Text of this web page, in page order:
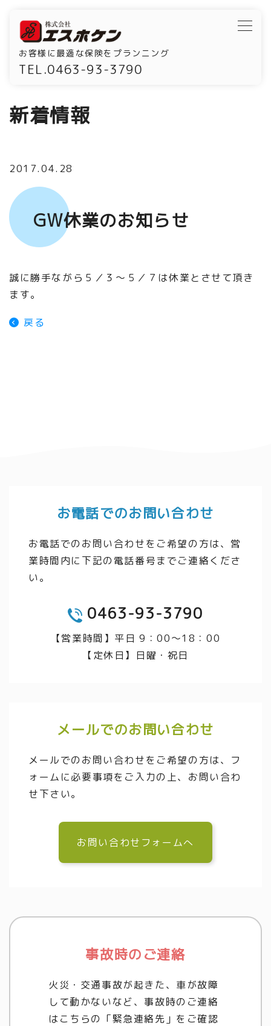
お客様に最適な保険をプランニング
TEL.0463-93-3790
新着情報
2017.04.28
GW休業のお知らせ
誠に勝手ながら５／３～５／７は休業とさせて頂き
ます。
戻る
お電話でのお問い合わせ
お電話でのお問い合わせをご希望の方は、営
業時間内に下記の電話番号までご連絡くださ
い。
TEL
0463-93-3790
【営業時間】平日 9：00～18：00
【定休日】日曜・祝日
メールでのお問い合わせ
メールでのお問い合わせをご希望の方は、フ
ォームに必要事項をご入力の上、お問い合わ
せ下さい。
お問い合わせフォームへ
事故時のご連絡
火災・交通事故が起きた、車が故障
して動かないなど、事故時のご連絡
はこちらの「緊急連絡先」をご確認